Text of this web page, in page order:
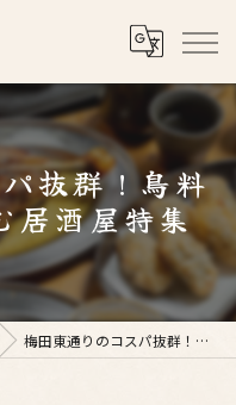
抜群！鳥料
居酒屋特集
梅田東通りのコスパ抜群！鳥料理とお酒を楽しむ居酒屋特集